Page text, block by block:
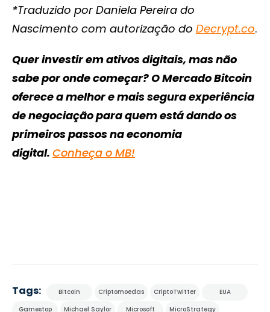
*Traduzido por Daniela Pereira do
Nascimento com autorização do Decrypt.co.
Quer investir em ativos digitais, mas não
sabe por onde começar? O Mercado Bitcoin
oferece a melhor e mais segura experiência
de negociação para quem está dando os
primeiros passos na economia
digital. Conheça o MB!
Tags: Bitcoin Criptomoedas CriptoTwitter
EUA
Gamestop
Michael Saylor Microsoft
MicroStrategy